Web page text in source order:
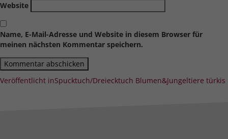
Website
Name, E-Mail-Adresse und Website in diesem Browser für
meinen nächsten Kommentar speichern.
Beitragsnavigation
Veröffentlicht inSpucktuch/Dreiecktuch Blumen&Jungeltiere türkis